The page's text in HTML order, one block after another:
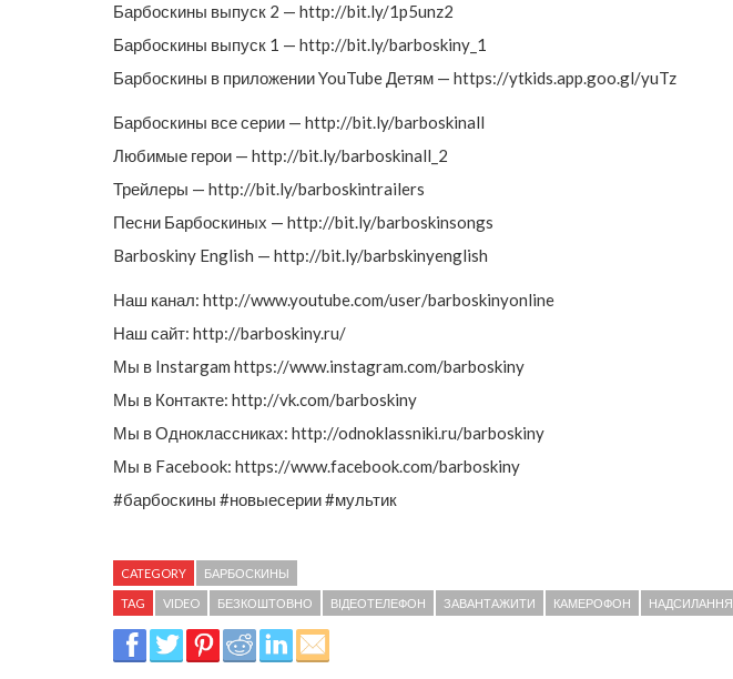
Барбоскины выпуск 2 — http://bit.ly/1p5unz2
Барбоскины выпуск 1 — http://bit.ly/barboskiny_1
Барбоскины в приложении YouTube Детям — https://ytkids.app.goo.gl/yuTz
Барбоскины все серии — http://bit.ly/barboskinall
Любимые герои — http://bit.ly/barboskinall_2
Трейлеры — http://bit.ly/barboskintrailers
Песни Барбоскиных — http://bit.ly/barboskinsongs
Barboskiny English — http://bit.ly/barbskinyenglish
Наш канал: http://www.youtube.com/user/barboskinyonline
Наш сайт: http://barboskiny.ru/
Мы в Instargam https://www.instagram.com/barboskiny
Мы в Контакте: http://vk.com/barboskiny
Мы в Одноклассниках: http://odnoklassniki.ru/barboskiny
Мы в Facebook: https://www.facebook.com/barboskiny
#барбоскины #новыесерии #мультик
CATEGORY БАРБОСКИНЫ
TAG VIDEO БЕЗКОШТОВНО ВІДЕОТЕЛЕФОН ЗАВАНТАЖИТИ КАМЕРОФОН НАДСИЛАННЯ